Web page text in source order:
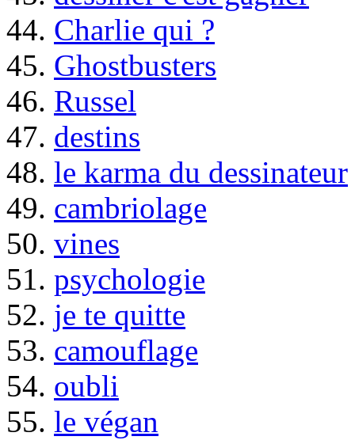
44. Charlie qui ?
45. Ghostbusters
46. Russel
47. destins
48. le karma du dessinateur
49. cambriolage
50. vines
51. psychologie
52. je te quitte
53. camouflage
54. oubli
55. le végan